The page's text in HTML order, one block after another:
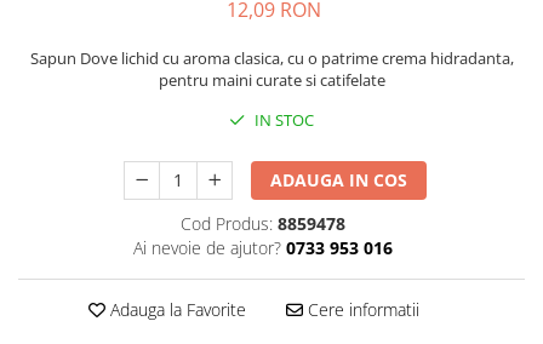
Pixuri metalice
Instrumente de scris eco
Creioane mecanice si grafit
Textmarkere
12,09 RON
Sapun Dove lichid cu aroma clasica, cu o patrime crema hidradanta,
pentru maini curate si catifelate
IN STOC
ADAUGA IN COS
Cod Produs: 8859478
Ai nevoie de ajutor? 0733 953 016
Adauga la Favorite Cere informatii